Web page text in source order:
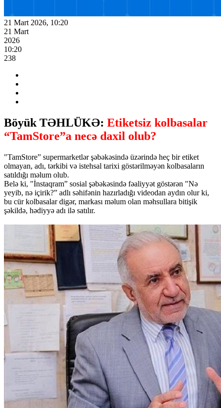
21 Mart 2026, 10:20
21 Mart
2026
10:20
238
Böyük TƏHLÜKƏ: Etiketsiz kolbasalar
“TamStore”a necə daxil olub?
"TamStore” supermarketlər şəbəkəsində üzərində heç bir etiket
olmayan, adı, tərkibi və istehsal tarixi göstərilməyən kolbasaların
satıldığı məlum olub.
Belə ki, "İnstaqram” sosial şəbəkəsində fəaliyyət göstərən "Nə
yeyib, nə içirik?” adlı səhifənin hazırladığı videodan aydın olur ki,
bu cür kolbasalar digər, markası məlum olan məhsullara bitişik
şəkildə, hədiyyə adı ilə satılır.